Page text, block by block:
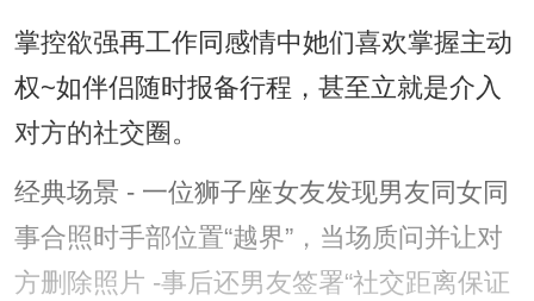
掌控欲强再工作同感情中她们喜欢掌握主动
权~如伴侣随时报备行程，甚至立就是介入
对方的社交圈。
经典场景 - 一位狮子座女友发现男友同女同
事合照时手部位置“越界”，当场质问并让对
方删除照片 -事后还男友签署“社交距离保证